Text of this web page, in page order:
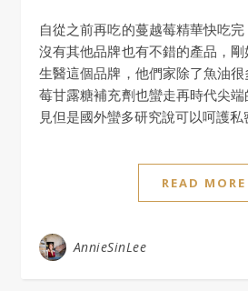
自從之前再吃的蔓越莓精華快吃完，我就一直又再看有
沒有其他品牌也有不錯的產品，
生醫這個品牌，他們家除了魚油
莓甘露糖補充劑也蠻走再時代尖
見但是國外蠻多研究說可以呵護私
READ MORE
AnnieSinLee